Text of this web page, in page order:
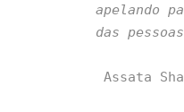
apelando
das
Assata